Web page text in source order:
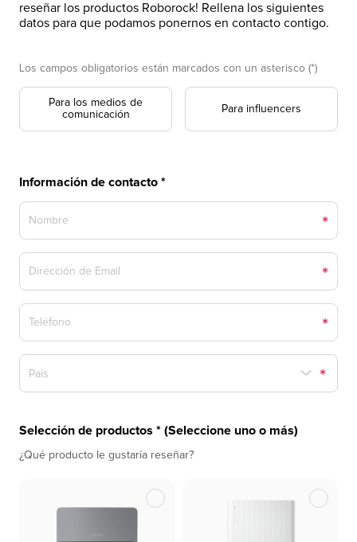
reseñar los productos Roborock! Rellena los siguientes
datos para que podamos ponernos en contacto contigo.
Los campos obligatorios están marcados con un asterisco (*)
Para los medios de
comunicación
Para influencers
Información de contacto *
*
*
*
País *
Selección de productos * (Seleccione uno o más)
¿Qué producto le gustaría reseñar?